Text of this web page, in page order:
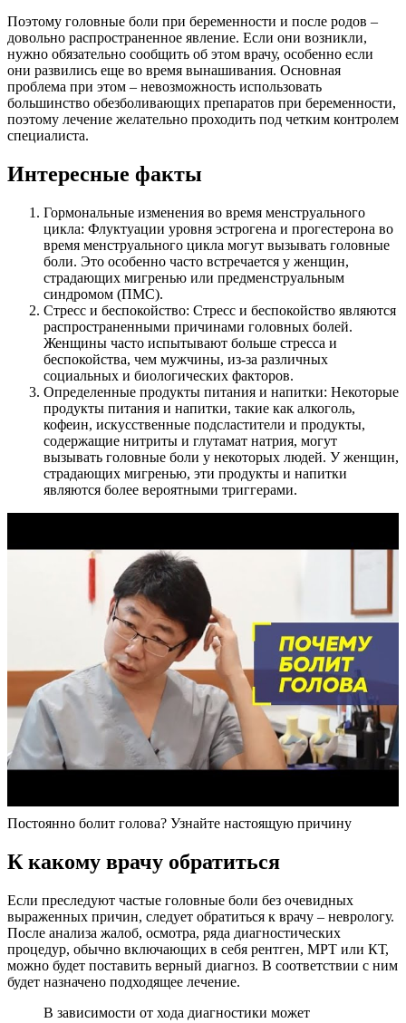
Поэтому головные боли при беременности и после родов –
довольно распространенное явление. Если они возникли,
нужно обязательно сообщить об этом врачу, особенно если
они развились еще во время вынашивания. Основная
проблема при этом – невозможность использовать
большинство обезболивающих препаратов при беременности,
поэтому лечение желательно проходить под четким контролем
специалиста.
Интересные факты
Гормональные изменения во время менструального
цикла: Флуктуации уровня эстрогена и прогестерона во
время менструального цикла могут вызывать головные
боли. Это особенно часто встречается у женщин,
страдающих мигренью или предменструальным
синдромом (ПМС).
Стресс и беспокойство: Стресс и беспокойство являются
распространенными причинами головных болей.
Женщины часто испытывают больше стресса и
беспокойства, чем мужчины, из-за различных
социальных и биологических факторов.
Определенные продукты питания и напитки: Некоторые
продукты питания и напитки, такие как алкоголь,
кофеин, искусственные подсластители и продукты,
содержащие нитриты и глутамат натрия, могут
вызывать головные боли у некоторых людей. У женщин,
страдающих мигренью, эти продукты и напитки
являются более вероятными триггерами.
Постоянно болит голова? Узнайте настоящую причину
К какому врачу обратиться
Если преследуют частые головные боли без очевидных
выраженных причин, следует обратиться к врачу – неврологу.
После анализа жалоб, осмотра, ряда диагностических
процедур, обычно включающих в себя рентген, МРТ или КТ,
можно будет поставить верный диагноз. В соответствии с ним
будет назначено подходящее лечение.
В зависимости от хода диагностики может